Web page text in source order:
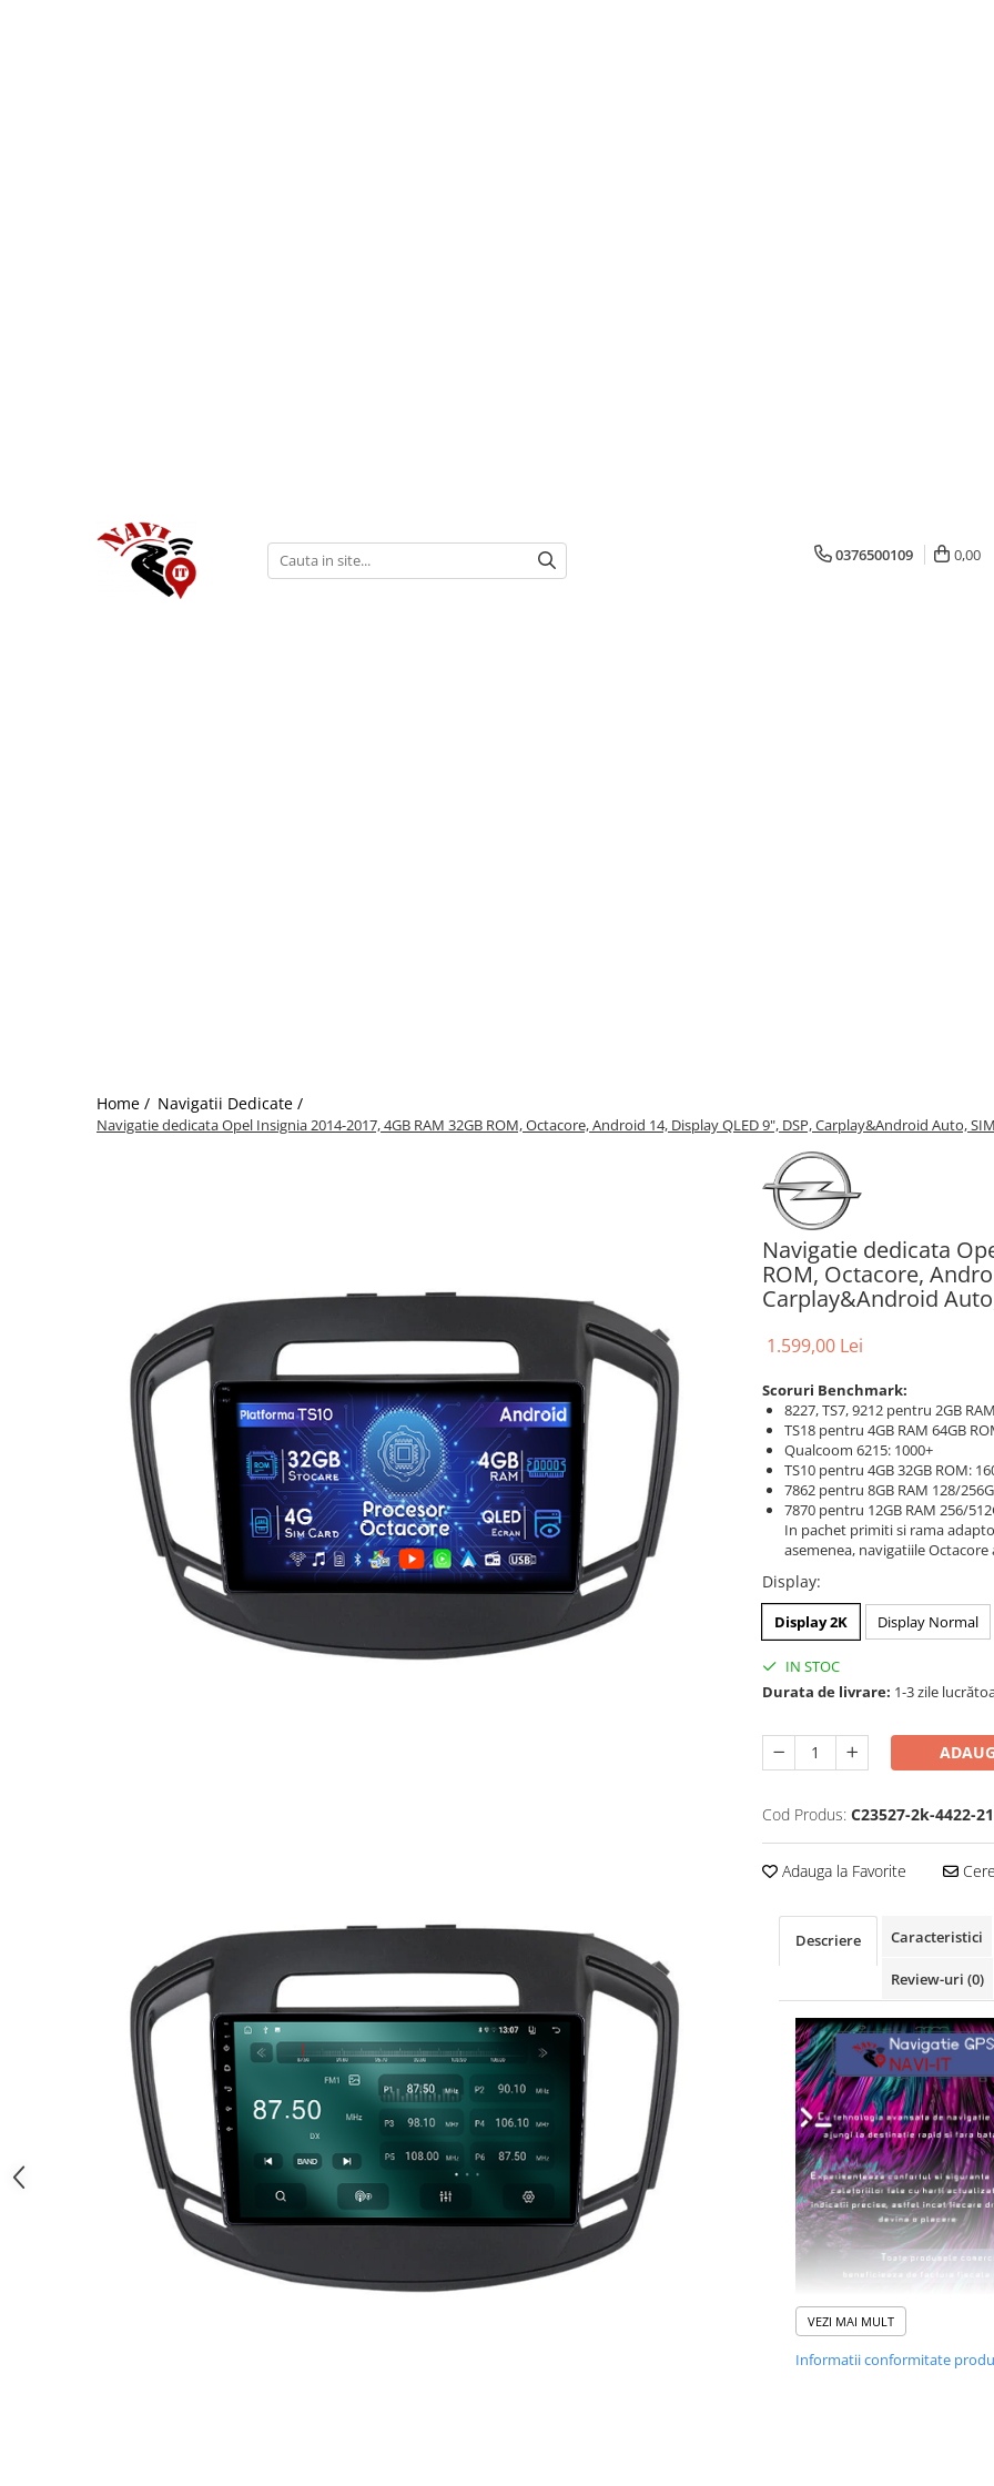
0376500109 0,00
Home / Navigatii Dedicate /
Navigatie dedicata Opel Insignia 2014-2017, 4GB RAM 32GB ROM, Octacore, Android 14, Display QLED 9", DSP, Carplay&Android Auto,
Navigatie dedicata
ROM, Octacore,
Carplay&Android
1.599,00 Lei
Scoruri Benchmark:
8227, TS7, 9212 pentru 2GB
TS18 pentru 4GB RAM 64GB
Qualcoom 6215: 1000+
TS10 pentru 4GB 32GB ROM:
7862 pentru 8GB RAM 128/
7870 pentru 12GB RAM 256/
In pachet primiti si rama
asemenea, navigatiile
Display:
Display 2K Display Normal
IN STOC
Durata de livrare: 1-3 zile
Cod Produs: C23527-2k-4422-
Adauga la Favorite
Descriere Caracteristici
Review-uri (0)
VEZI MAI MULT
Informatii conformitate